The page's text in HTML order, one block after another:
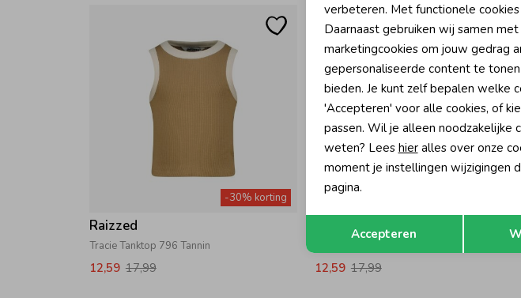
-30% korting
Raizzed
Tracie Tanktop 796 Tannin
12,59 17,99
Raizzed
12,59 17,99
Analytische cookies
verbeteren. Met functionele
Daarnaast gebruiken wij samen met
marketingcookies om jouw gedrag
gepersonaliseerde content te
bieden. Je kunt zelf bepalen welke
'Accepteren' voor alle cookies, of
passen. Wil je alleen noodzakelijke
weten? Lees hieralles over onze
moment je instellingen wijzigingen
pagina.
Accepteren